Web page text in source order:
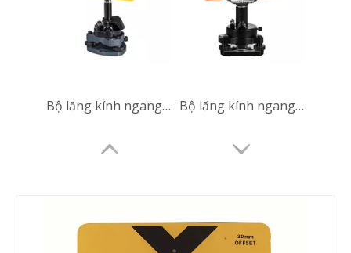
Bộ lăng kính ngang (RTC360) Bộ lăng kính ngang (BLK360,SX12)